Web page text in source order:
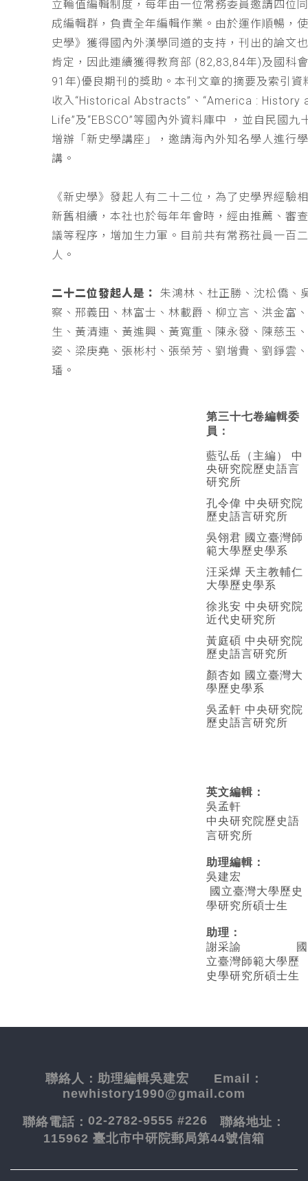
立輪值編輯制度，每年由一位常務委員邀請四位
成編輯群，負責全年編輯作業。由於運作順暢，
史學》獲得國內外漢學同道的支持，刊出的論文
肯定，因此連續獲得教育部 (82,83,84年)及國科
91年)優良期刊的獎助。本刊文章的摘要及索引資
收入“Historical Abstracts”、“America : History
Life”及“EBSCO”等國內外資料庫中 ，並自民國九
增辦「新史學講座」，邀請海內外知名學人進行
講。
《新史學》發起人有二十二位，為了史學界經驗
新舊相續，本社也於每年年會時，經由推薦、審
議等程序，增加生力軍。目前共有常務社員一百
人。
二十二位發起人是：
朱鴻林、杜正勝、沈松僑、
察、邢義田、林富士、林載爵、柳立言、洪金富
生、黃清連、黃進興、黃寬重、陳永發、陳慈玉
姿、梁庚堯、張彬村、張榮芳、劉增貴、劉錚雲
璠。
第三十七卷編輯委
員：
藍弘岳（主編） 中
央研究院歷史語言
研究所
孔令偉 中央研究院
歷史語言研究所
吳翎君 國立臺灣師
範大學歷史學系
汪采燁 天主教輔仁
大學歷史學系
徐兆安 中央研究院
近代史研究所
黃庭碩 中央研究院
歷史語言研究所
顏杏如 國立臺灣大
學歷史學系
吳孟軒 中央研究院
歷史語言研究所
英文編輯 ：
吳孟軒
中央研究院歷史語
言研究所
助理編輯：
吳建宏
國立臺灣大學歷史
學研究所碩士生
助理：
謝采諭
國
立臺灣師範大學歷
史學研究所碩士生
聯絡人： 助理編輯吳建宏 Email：
newhistory1990@gmail.com
聯絡電話： 02-2782-9555 #226 聯絡地址：
115962 臺北市中研院郵局第44號信箱